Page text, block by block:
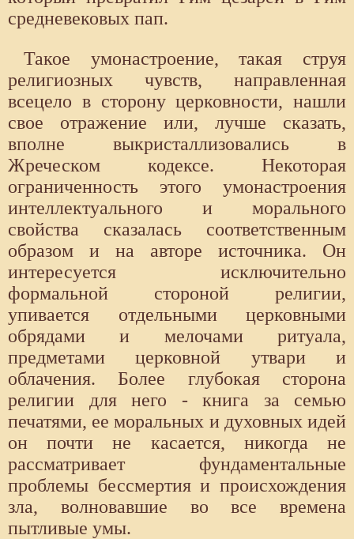
средневековых пап.
Такое умонастроение, такая струя
религиозных чувств, направленная
всецело в сторону церковности, нашли
свое отражение или, лучше сказать,
вполне выкристаллизовались в
Жреческом кодексе. Некоторая
ограниченность этого умонастроения
интеллектуального и морального
свойства сказалась соответственным
образом и на авторе источника. Он
интересуется исключительно
формальной стороной религии,
упивается отдельными церковными
обрядами и мелочами ритуала,
предметами церковной утвари и
облачения. Более глубокая сторона
религии для него - книга за семью
печатями, ее моральных и духовных идей
он почти не касается, никогда не
рассматривает фундаментальные
проблемы бессмертия и происхождения
зла, волновавшие во все времена
пытливые умы.